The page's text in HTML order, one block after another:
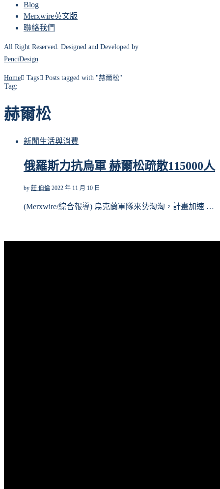
Blog
Merxwire英文版
聯絡我們
All Right Reserved. Designed and Developed by
PenciDesign
Home Tags Posts tagged with "赫爾松"
Tag:
赫爾松
新聞生活與消費
俄羅斯力抗烏軍 赫爾松疏散115000人
by 莊 伯倫 2022 年 11 月 10 日
(Merxwire/綜合報導) 烏克蘭軍隊來勢洶洶，計畫加速 …